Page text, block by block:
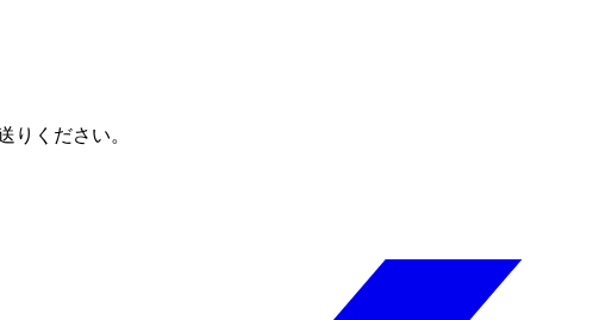
りください。